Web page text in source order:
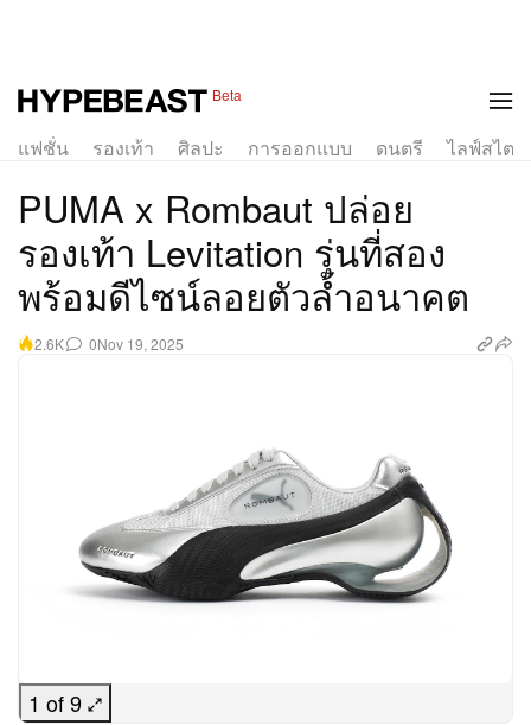
Beta
แฟชั่น รองเท้า ศิลปะ การออกแบบ ดนตรี ไลฟ์สไตล์
PUMA x Rombaut ปล่อย
รองเท้า Levitation รุ่นที่สอง
พร้อมดีไซน์ลอยตัวล้ำอนาคต
2.6K 0Nov 19, 2025
1 of 9